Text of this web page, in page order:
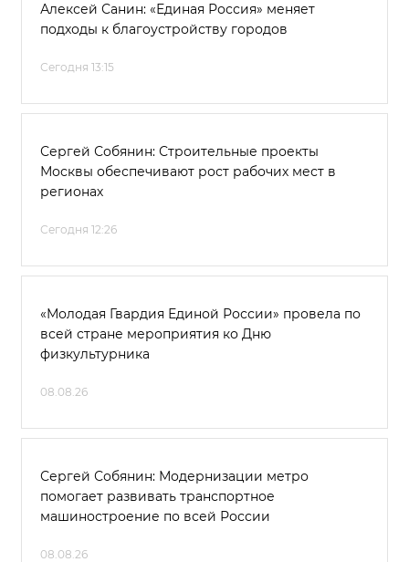
Алексей Санин: «Единая Россия» меняет
подходы к благоустройству городов
Сегодня 13:15
Сергей Собянин: Строительные проекты
Москвы обеспечивают рост рабочих мест в
регионах
Сегодня 12:26
«Молодая Гвардия Единой России» провела по
всей стране мероприятия ко Дню
физкультурника
08.08.26
Сергей Собянин: Модернизации метро
помогает развивать транспортное
машиностроение по всей России
08.08.26